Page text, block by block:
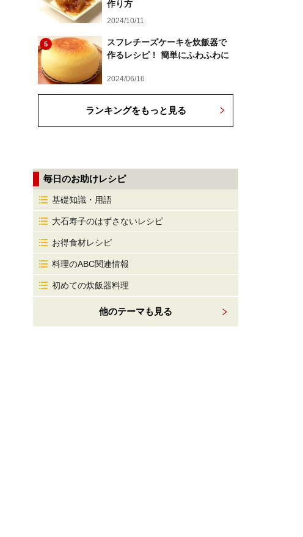
作り方
2024/10/11
5
スフレチーズケーキを炊飯器で
作るレシピ！ 簡単にふわふわに
2024/06/16
ランキングをもっと見る
毎日のお助けレシピ
基礎知識・用語
大石寿子のはずさないレシピ
お得食材レシピ
料理のABC関連情報
初めての炊飯器料理
他のテーマも見る